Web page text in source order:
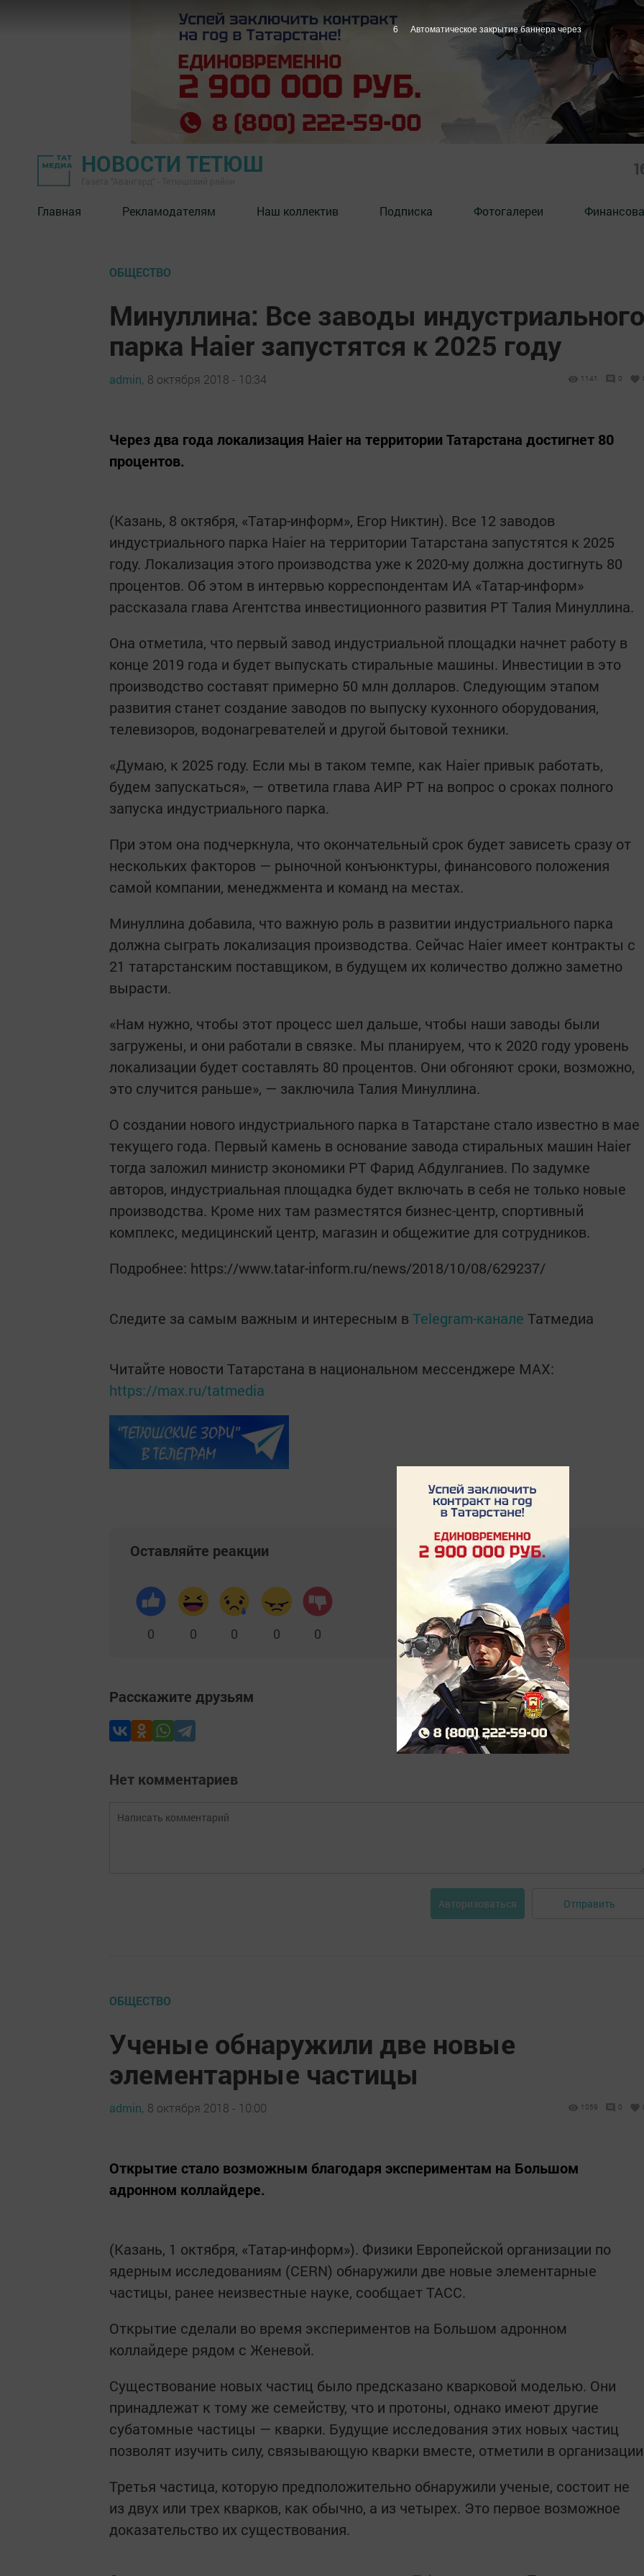
НОВОСТИ ТЕТЮШ
Главная Рекламодателям Наш коллектив Подписка Фотогалереи
ОБЩЕСТВО
Минуллина: Все заводы индустриального
парка Haier запустятся к 2025 году
admin, 8 октября 2018 - 10:34 1141 0
Через два года локализация Haier на территории Татарстана достигнет 80
процентов.
(Казань, 8 октября, «Татар-информ», Егор Никтин). Все 12 заводов
индустриального парка Haier на территории Татарстана запустятся к 2025
году. Локализация этого производства уже к 2020-му должна достигнуть 80
процентов. Об этом в интервью корреспондентам ИА «Татар-информ»
рассказала глава Агентства инвестиционного развития РТ Талия Минуллина.
Она отметила, что первый завод индустриальной площадки начнет работу в
конце 2019 года и будет выпускать стиральные машины. Инвестиции в это
производство составят примерно 50 млн долларов. Следующим этапом
развития станет создание заводов по выпуску кухонного оборудования,
телевизоров, водонагревателей и другой бытовой техники.
«Думаю, к 2025 году. Если мы в таком темпе, как Haier привык работать,
будем запускаться», — ответила глава АИР РТ на вопрос о сроках полного
запуска индустриального парка.
При этом она подчеркнула, что окончательный срок будет зависеть сразу от
нескольких факторов — рыночной конъюнктуры, финансового положения
самой компании, менеджмента и команд на местах.
Минуллина добавила, что важную роль в развитии индустриального парка
должна сыграть локализация производства. Сейчас Haier имеет контракты с
21 татарстанским поставщиком, в будущем их количество должно заметно
вырасти.
«Нам нужно, чтобы этот процесс шел дальше, чтобы наши заводы были
загружены, и они работали в связке. Мы планируем, что к 2020 году уровень
локализации будет составлять 80 процентов. Они обгоняют сроки, возможно,
это случится раньше», — заключила Талия Минуллина.
О создании нового индустриального парка в Татарстане стало известно в мае
текущего года. Первый камень в основание завода стиральных машин Haier
тогда заложил министр экономики РТ Фарид Абдулганиев. По задумке
авторов, индустриальная площадка будет включать в себя не только новые
производства. Кроме них там разместятся бизнес-центр, спортивный
комплекс, медицинский центр, магазин и общежитие для сотрудников.
Подробнее: https://www.tatar-inform.ru/news/2018/10/08/629237/
Следите за самым важным и интересным в Telegram-канале Татмедиа
Читайте новости Татарстана в национальном мессенджере MАХ:
https://max.ru/tatmedia
Оставляйте реакции
0 0 0 0 0
Расскажите друзьям
Нет комментариев
Авторизоваться Отправить
ОБЩЕСТВО
Ученые обнаружили две новые
элементарные частицы
admin, 8 октября 2018 - 10:00 1059 0
Открытие стало возможным благодаря экспериментам на Большом
адронном коллайдере.
(Казань, 1 октября, «Татар-информ»). Физики Европейской организации по
ядерным исследованиям (CERN) обнаружили две новые элементарные
частицы, ранее неизвестные науке, сообщает ТАСС.
Открытие сделали во время экспериментов на Большом адронном
коллайдере рядом с Женевой.
Существование новых частиц было предсказано кварковой моделью. Они
принадлежат к тому же семейству, что и протоны, однако имеют другие
субатомные частицы — кварки. Будущие исследования этих новых частиц
позволят изучить силу, связывающую кварки вместе, отметили в
Третья частица, которую предположительно обнаружили ученые, состоит не
из двух или трех кварков, как обычно, а из четырех. Это первое возможное
доказательство их существования.
5 Автоматическое закрытие баннера через